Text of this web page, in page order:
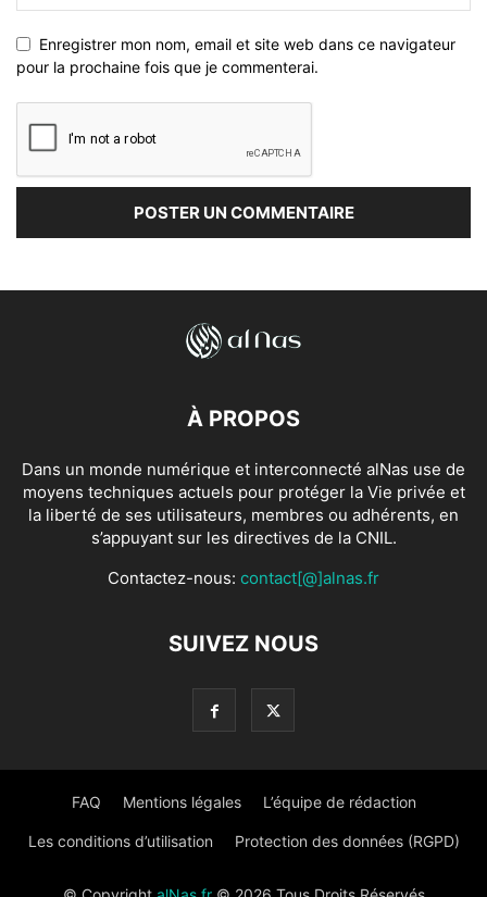
Enregistrer mon nom, email et site web dans ce navigateur
pour la prochaine fois que je commenterai.
À PROPOS
Dans un monde numérique et interconnecté alNas use de
moyens techniques actuels pour protéger la Vie privée et
la liberté de ses utilisateurs, membres ou adhérents, en
s’appuyant sur les directives de la CNIL.
Contactez-nous: contact[@]alnas.fr
SUIVEZ NOUS
FAQ Mentions légales L’équipe de rédaction
Les conditions d’utilisation Protection des données (RGPD)